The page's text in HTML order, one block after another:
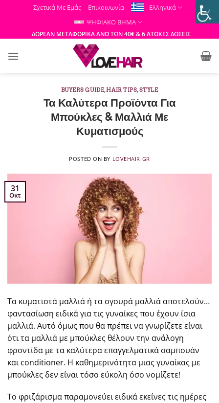
Μετάβαση
περιεχόμενο
Σχετικά Με Εμάς Επικοινωνία
Ελληνικά
ΨΗΦΙΑΚΟ ΒΗΜΑ
ΔΩΡΕΑΝ ΜΕΤΑΦΟΡΙΚΑ ΑΝΩ ΤΩΝ 40€ & 6 ΑΤΟΚΕΣ ΔΟΣΕΙΣ
BUYERS GUIDE,HAIR TIPS,STYLE
Τα Καλύτερα Προϊόντα Για
Μπούκλες & Μαλλιά Με
Κυματισμούς
POSTED ON BY LOVEHAIR.GR
31
Οκτ
Τα κυματιστά μαλλιά ή τα σγουρά μαλλιά αποτελούν…
φαντασίωση ειδικά για τις γυναίκες που έχουν ίσια
μαλλιά. Αυτό όμως που θα πρέπει να γνωρίζετε είναι
ότι τα μαλλιά με μπούκλες θέλουν την ανάλογη
φροντίδα με τα καλύτερα επαγγελματικά σαμπουάν
και conditioner. Η καθημερινότητα μιας γυναίκας με
μπούκλες δεν είναι τόσο εύκολη όσο νομίζετε!
Το φριζάρισμα παραμονεύει ειδικά εκείνες τις ημέρες